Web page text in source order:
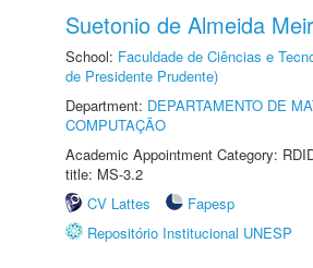
Suetonio de Almeida
School: Faculdade de Ciências e
de Presidente Prudente)
Department: DEPARTAMENTO DE
COMPUTAÇÃO
Academic Appointment Category:
title: MS-3.2
CV Lattes
Fapesp
Repositório Institucional UNESP